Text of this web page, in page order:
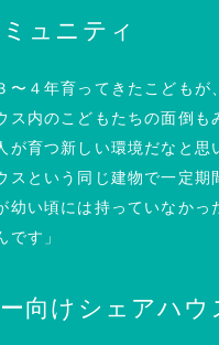
ュニティ
〜４年育ってきたこどもが
内のこどもたちの面倒も
育つ新しい環境だなと思
という同じ建物で一定期
い頃には持っていなかっ
です」
向けシェアハウ